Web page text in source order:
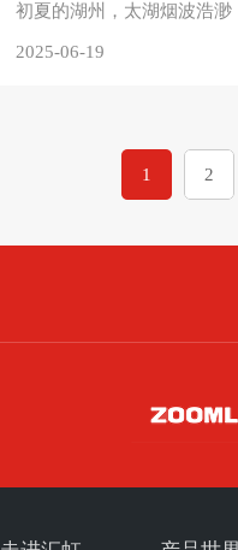
2025-06-19
1 2